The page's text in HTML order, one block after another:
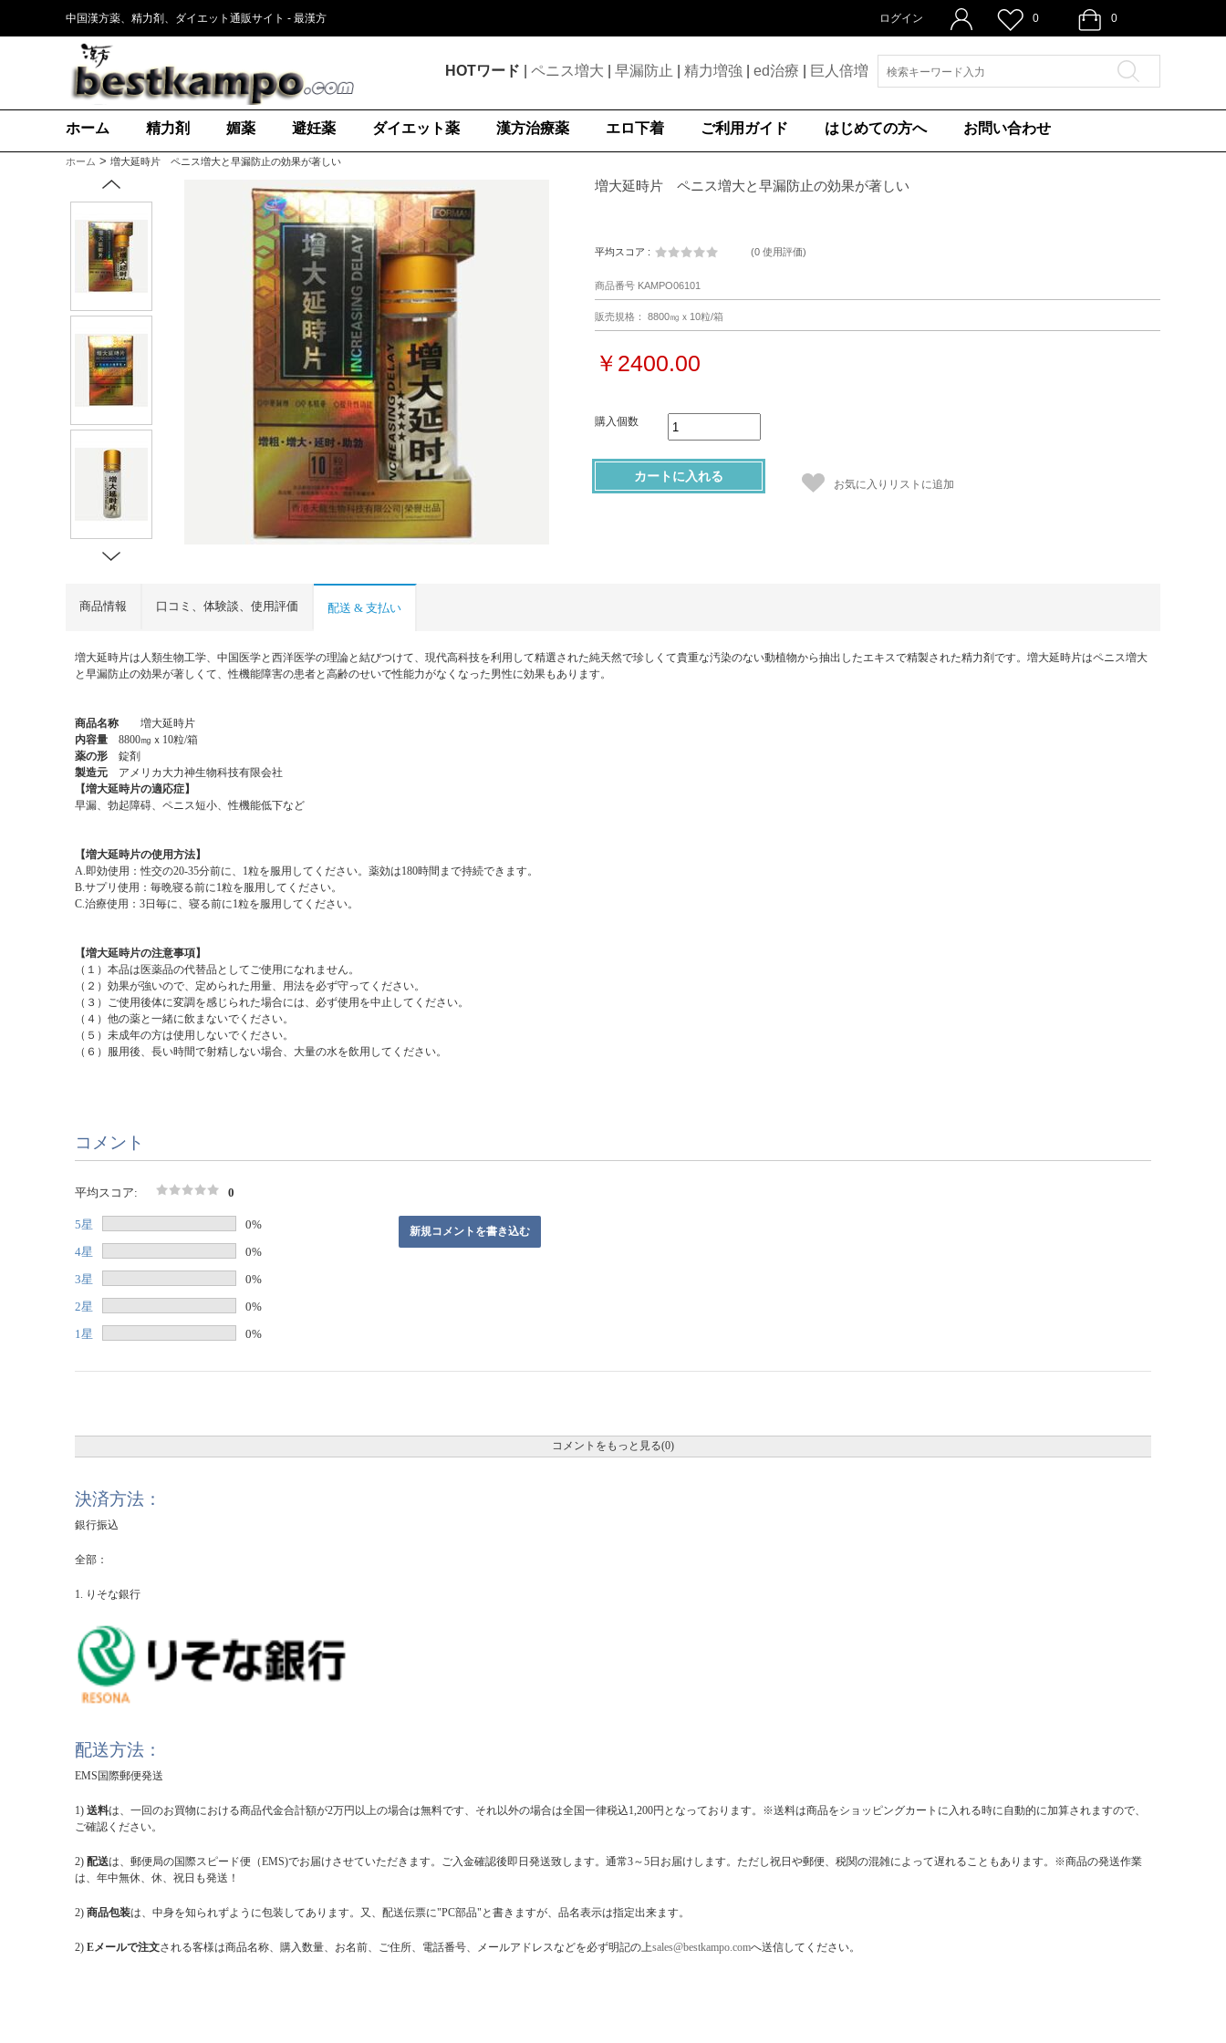
中国漢方薬、精力剤、ダイエット通販サイト - 最漢方 ログイン 0 0
HOTワード ペニス増大 早漏防止 精力増強 ed治療 巨人倍増
ホーム 精力剤 媚薬 避妊薬 ダイエット薬 漢方治療薬 エロ下着 ご利用ガイド はじめての方へ お問い合わせ
ホーム > 増大延時片 ペニス増大と早漏防止の効果が著しい
増大延時片 ペニス増大と早漏防止の効果が著しい
平均スコア : (0 使用評価)
商品番号 KAMPO06101
販売規格： 8800㎎ｘ10粒/箱
￥2400.00
購入個数
カートに入れる
お気に入りリストに追加
商品情報 口コミ、体験談、使用評価 配送 & 支払い
増大延時片は人類生物工学、中国医学と西洋医学の理論と結びつけて、現代高科技を利用して精選された純天然で珍しくて貴重な汚染のない動植物から抽出したエキスで精製された精力剤です。増大延時片はペニス増大
と早漏防止の効果が著しくて、性機能障害の患者と高齢のせいで性能力がなくなった男性に効果もあります。
商品名称
増大延時片
内容量
8800㎎ｘ10粒/箱
薬の形
錠剤
製造元
アメリカ大力神生物科技有限会社
【増大延時片の適応症】
早漏、勃起障碍、ペニス短小、性機能低下など
【増大延時片の使用方法】
A.即効使用：性交の20-35分前に、1粒を服用してください。薬効は180時間まで持続できます。
B.サプリ使用：毎晩寝る前に1粒を服用してください。
C.治療使用：3日毎に、寝る前に1粒を服用してください。
【増大延時片の注意事項】
（１）本品は医薬品の代替品としてご使用になれません。
（２）効果が強いので、定められた用量、用法を必ず守ってください。
（３）ご使用後体に変調を感じられた場合には、必ず使用を中止してください。
（４）他の薬と一緒に飲まないでください。
（５）未成年の方は使用しないでください。
（６）服用後、長い時間で射精しない場合、大量の水を飲用してください。
コメント
平均スコア: 0
5星
0%
4星
0%
3星
0%
2星
0%
1星
0%
新規コメントを書き込む
コメントをもっと見る(0)
決済方法：
銀行振込
全部：
1. りそな銀行
配送方法：
EMS国際郵便発送
1) 送料は、一回のお買物における商品代金合計額が2万円以上の場合は無料です、それ以外の場合は全国一律税込1,200円となっております。※送料は商品をショッピングカートに入れる時に自動的に加算されますので、
ご確認ください。
2) 配送は、郵便局の国際スピード便（EMS)でお届けさせていただきます。ご入金確認後即日発送致します。通常3～5日お届けします。ただし祝日や郵便、税関の混雑によって遅れることもあります。※商品の発送作業
は、年中無休、休、祝日も発送！
2) 商品包装は、中身を知られずように包装してあります。又、配送伝票に"PC部品"と書きますが、品名表示は指定出来ます。
2) Eメールで注文される客様は商品名称、購入数量、お名前、ご住所、電話番号、メールアドレスなどを必ず明記の上sales@bestkampo.comへ送信してください。